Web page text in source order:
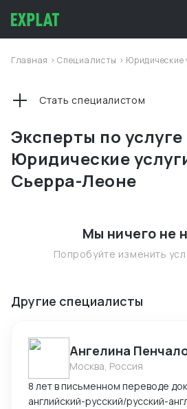
Главная >Специалисты > Юридические
Эксперты по услуге
Юридические
Сьерра-Леоне
Стать специалистом
Мы ничего не
Попробуйте изменить
Другие специалисты
Ангелина
Москва, Россия
8 лет в письменном переводе
английский-русский/русский-